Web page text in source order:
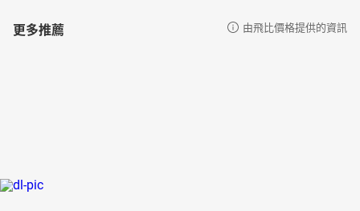
更多推薦 由飛比價格提供的資訊